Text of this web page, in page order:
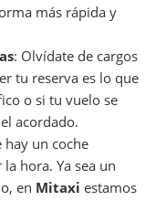
más rápida y
: Olvídate de cargos
tu reserva es lo que
o si tu vuelo se
acordado.
hay un coche
hora. Ya sea un
en Mitaxi estamos